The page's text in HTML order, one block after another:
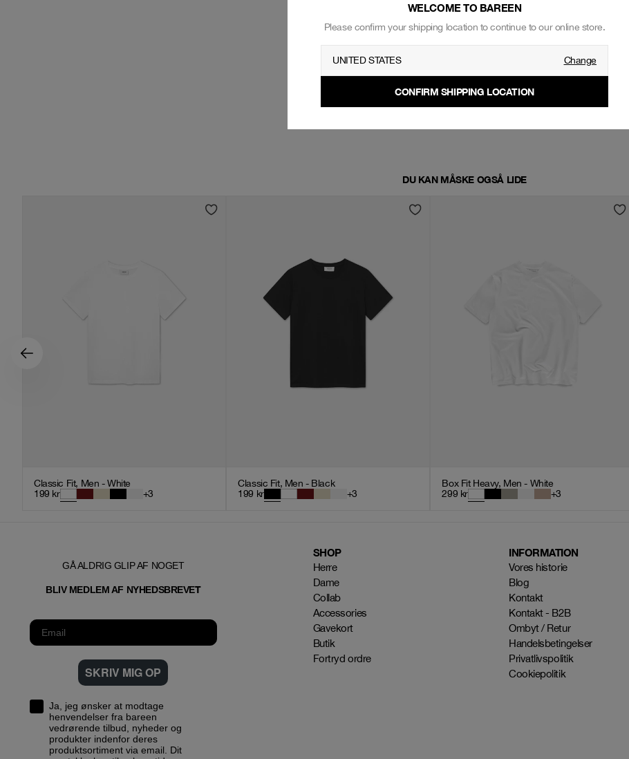
DU KAN MÅSKE OGSÅ LIDE
Classic Fit, Men - White
199 kr +3
Classic Fit, Men - Black
199 kr +3
Box Fit Heavy, Men - White
299 kr +3
GÅ ALDRIG GLIP AF NOGET
BLIV MEDLEM AF NYHEDSBREVET
SKRIV MIG OP
Ja, jeg ønsker at modtage
henvendelser fra bareen
vedrørende tilbud, nyheder og
produkter indenfor deres
produktsortiment via email. Dit
SHOP
Herre
Dame
Collab
Accessories
Gavekort
Butik
Fortryd ordre
INFORMATION
Vores historie
Blog
Kontakt
Kontakt - B2B
Ombyt / Retur
Handelsbetingelser
Privatlivspolitik
Cookiepolitik
WELCOME TO BAREEN
Please confirm your shipping location to continue to our online store.
UNITED STATES Change
CONFIRM SHIPPING LOCATION